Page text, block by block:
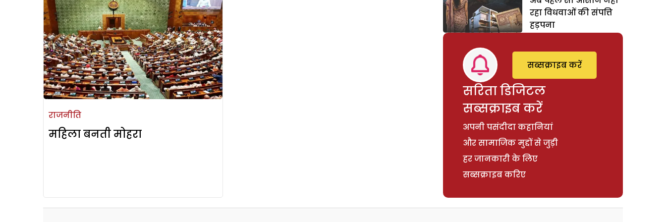
राजनीति
महिला बनती मोहरा
रहा विधवाओं की संपत्ति
हड़पना
सरिता डिजिटल
सब्सक्राइब करें
अपनी पसंदीदा कहानियां
और सामाजिक मुद्दों से जुड़ी
हर जानकारी के लिए
सब्सक्राइब करिए
सब्सक्राइब करें